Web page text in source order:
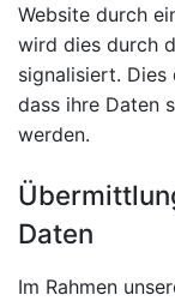
Website durch
wird dies durch
signalisiert.
dass ihre Daten
werden.
Daten
Im Rahmen